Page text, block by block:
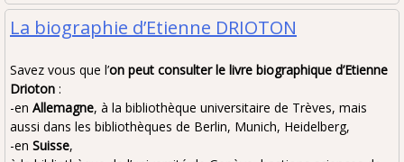
La biographie d’Etienne DRIOTON
Savez vous que l’on peut consulter le livre biographique d’Etienne
Drioton :
-en Allemagne, à la bibliothèque universitaire de Trèves, mais
aussi dans les bibliothèques de Berlin, Munich, Heidelberg,
-en Suisse,